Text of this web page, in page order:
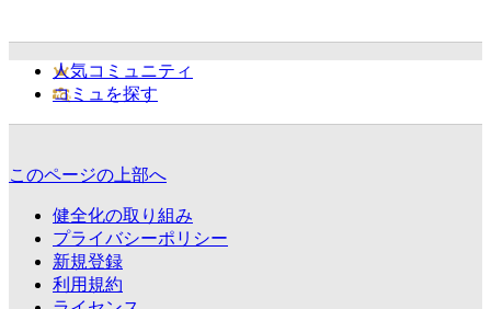
人気コミュニティ
コミュを探す
このページの上部へ
健全化の取り組み
プライバシーポリシー
新規登録
利用規約